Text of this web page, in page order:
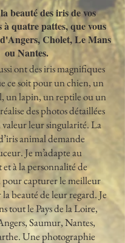
beauté des iris de vos
à quatre pattes, que vous
d'Angers, Cholet, Le Mans
ou Nantes.
ont des iris magnifiques
ce soit pour un chien, un
un lapin, un reptile ou un
des photos détaillées
leur singularité. La
animal demande
Je m’adapte au
à la personnalité de
pour capturer le meilleur
beauté de leur regard. Je
tout le Pays de la Loire,
Saumur, Nantes,
Une photographie